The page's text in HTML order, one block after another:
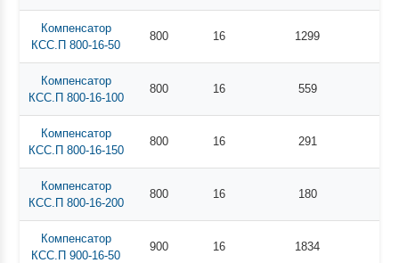
Компенсатор
КСС.П 800-16-50
800 16 1299
Компенсатор
КСС.П 800-16-100
800 16 559
Компенсатор
КСС.П 800-16-150
800 16 291
Компенсатор
КСС.П 800-16-200
800 16 180
Компенсатор
КСС.П 900-16-50
900 16 1834